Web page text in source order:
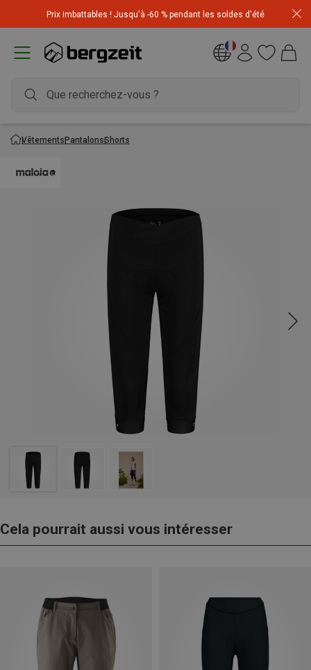
Prix imbattables ! Jusqu'à -60 % pendant les soldes d'été
l'article le moins cher! Code
VêtementsPantalonsShorts
Cela pourrait aussi vous intéresser